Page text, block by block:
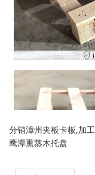
分销漳州夹板卡板,加
鹰潭熏蒸木托盘